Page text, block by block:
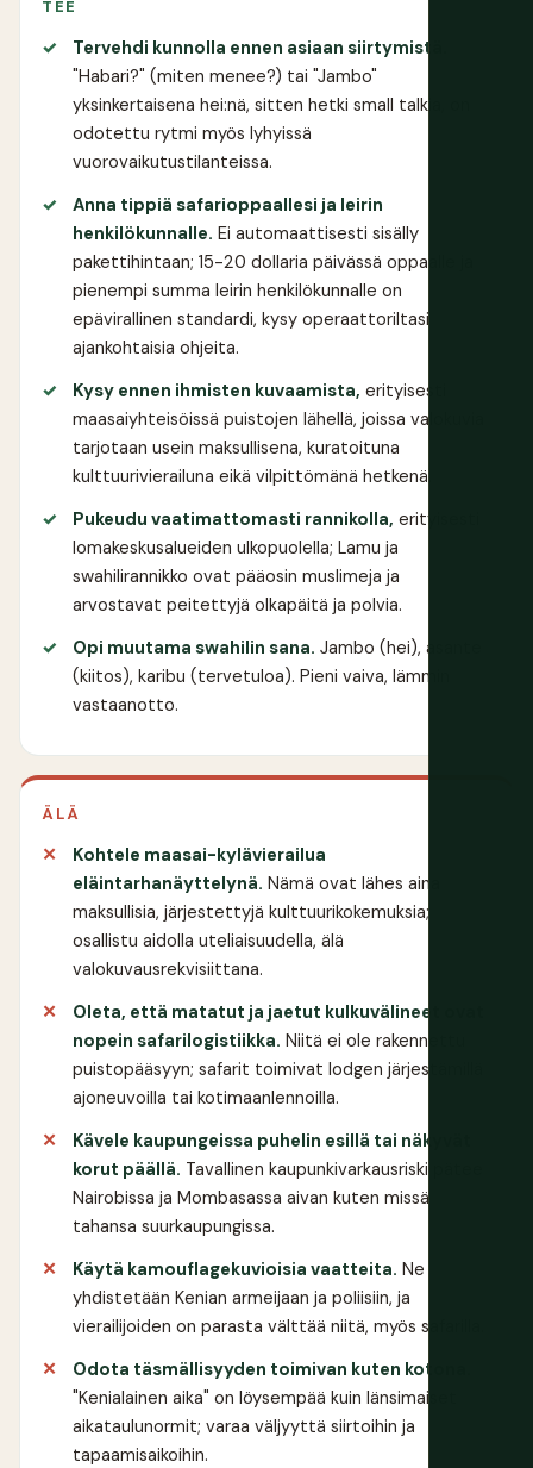
TEE
Tervehdi kunnolla ennen asiaan siirtymistä.
"Habari?" (miten menee?) tai "Jambo"
yksinkertaisena hei:nä, sitten hetki small talkia, on
odotettu rytmi myös lyhyissä
vuorovaikutustilanteissa.
Anna tippiä safarioppaallesi ja leirin
henkilökunnalle. Ei automaattisesti sisälly
pakettihintaan; 15-20 dollaria päivässä oppaalle ja
pienempi summa leirin henkilökunnalle on
epävirallinen standardi, kysy operaattoriltasi
ajankohtaisia ohjeita.
Kysy ennen ihmisten kuvaamista, erityisesti
maasaiyhteisöissä puistojen lähellä, joissa valokuvia
tarjotaan usein maksullisena, kuratoituna
kulttuurivierailuna eikä vilpittömänä hetkenä.
Pukeudu vaatimattomasti rannikolla, erityisesti
lomakeskusalueiden ulkopuolella; Lamu ja
swahilirannikko ovat pääosin muslimeja ja
arvostavat peitettyjä olkapäitä ja polvia.
Opi muutama swahilin sana. Jambo (hei), asante
(kiitos), karibu (tervetuloa). Pieni vaiva, lämmin
vastaanotto.
ÄLÄ
Kohtele maasai-kylävierailua
eläintarhanäyttelynä. Nämä ovat lähes aina
maksullisia, järjestettyjä kulttuurikokemuksia;
osallistu aidolla uteliaisuudella, älä
valokuvausrekvisiittana.
Oleta, että matatut ja jaetut kulkuvälineet ovat
nopein safarilogistiikka. Niitä ei ole rakennettu
puistopääsyyn; safarit toimivat lodgen järjestämillä
ajoneuvoilla tai kotimaanlennoilla.
Kävele kaupungeissa puhelin esillä tai näkyvät
korut päällä. Tavallinen kaupunkivarkausriski pätee
Nairobissa ja Mombasassa aivan kuten missä
tahansa suurkaupungissa.
Käytä kamouflagekuvioisia vaatteita. Ne
yhdistetään Kenian armeijaan ja poliisiin, ja
vierailijoiden on parasta välttää niitä, myös safarilla.
Odota täsmällisyyden toimivan kuten kotona.
"Kenialainen aika" on löysempää kuin länsimaiset
aikataulunormit; varaa väljyyttä siirtoihin ja
tapaamisaikoihin.